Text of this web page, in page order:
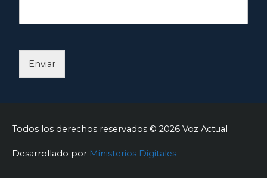
Enviar
Todos los derechos reservados © 2026 Voz Actual
Desarrollado por Ministerios Digitales